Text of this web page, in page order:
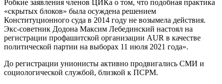
Робкие заявления членов ЦИКа о том, что подобная практика
«скрытых блоков» была осуждена решением
Конституционного суда в 2014 году не возымела действия.
Экс-советник Додона Максим Лебединский настоял на
регистрации профашитской организации AUR в качестве
политической партии на выборах 11 июля 2021 года».
До регистрации унионисты активно продвигались СМИ и
социологической службой, близкой к ПСРМ.